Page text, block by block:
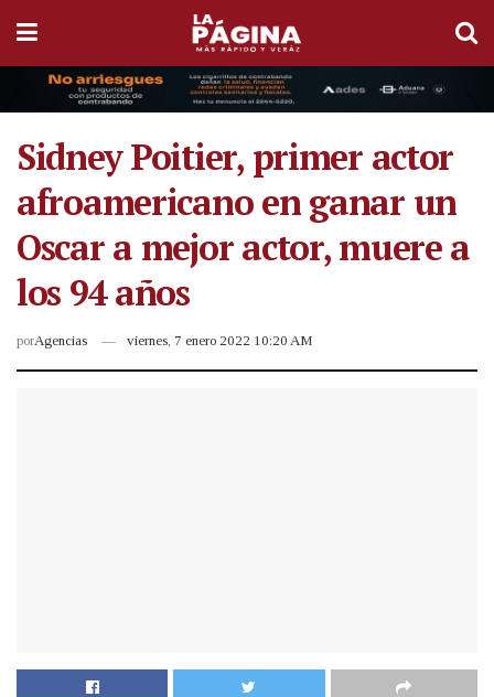
Sidney Poitier, primer actor
afroamericano en ganar un
Oscar a mejor actor, muere a
los 94 años
porAgencias viernes, 7 enero 2022 10:20 AM